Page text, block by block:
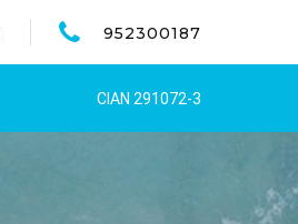
952300187
CIAN 291072-3